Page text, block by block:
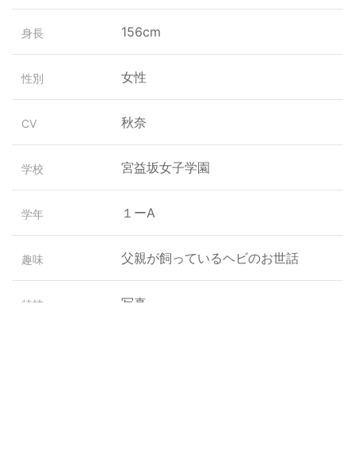
身長 156cm
性別 女性
CV 秋奈
学校 宮益坂女子学園
学年 １ーA
趣味 父親が飼っているヘビのお世話
特技 写真